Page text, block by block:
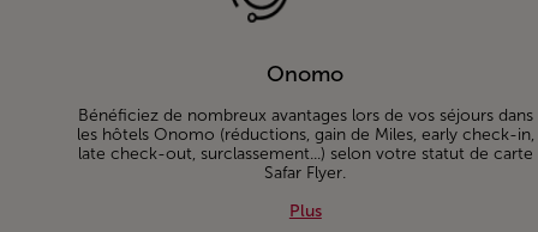
Onomo
Bénéficiez de nombreux avantages lors de vos séjours dans
les hôtels Onomo (réductions, gain de Miles, early check-in,
late check-out, surclassement...) selon votre statut de carte
Safar Flyer.
PlusPlus about Onomo